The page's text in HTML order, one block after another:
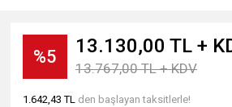
%5 13.130,00 TL +
13.767,00 TL + KDV
1.642,43 TL den başlayan taksitlerle!